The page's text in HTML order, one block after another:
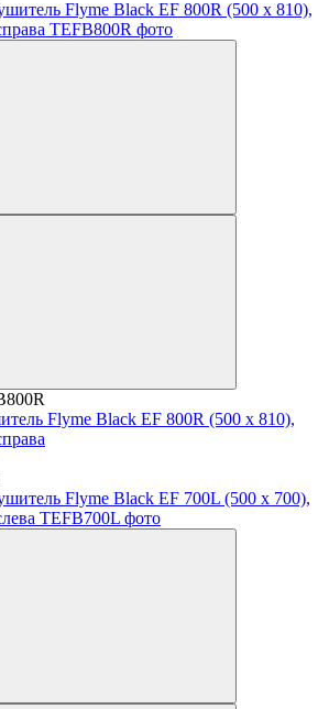
Flyme Black EF 800R (500 х 810),